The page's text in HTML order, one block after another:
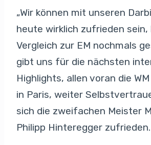
„Wir können mit unseren
heute wirklich zufrieden sein,
Vergleich zur EM nochmals
gibt uns für die nächsten
Highlights, allen voran die
in Paris, weiter
sich die zweifachen Meister
Philipp Hinteregger zufrieden.